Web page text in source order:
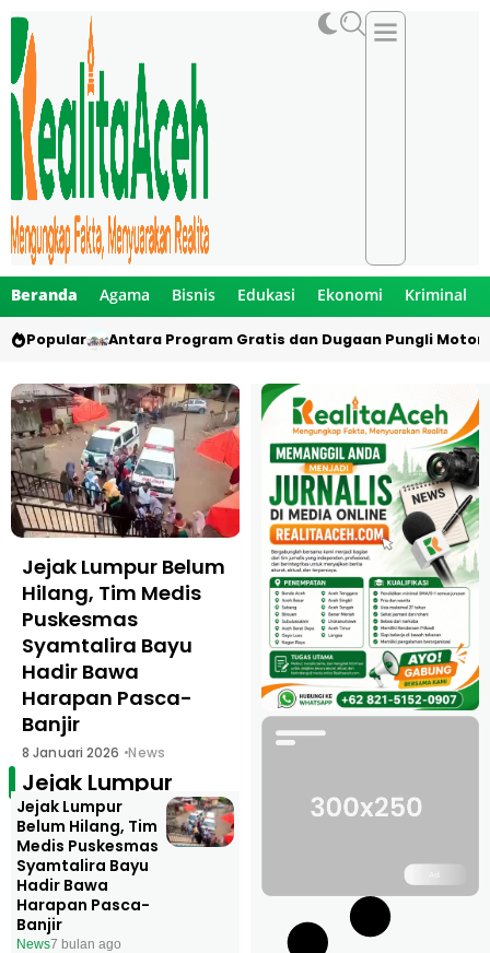
Beranda Agama Bisnis Edukasi Ekonomi Kriminal
Popular Antara Program Gratis dan Dugaan Pungli Motor
Jejak Lumpur Belum
Hilang, Tim Medis
Puskesmas
Syamtalira Bayu
Hadir Bawa
Harapan Pasca-
Banjir
8 Januari 2026 News
Jejak Lumpur
Jejak Lumpur
Belum Hilang, Tim
Medis Puskesmas
Syamtalira Bayu
Hadir Bawa
Harapan Pasca-
Banjir
News7 bulan ago